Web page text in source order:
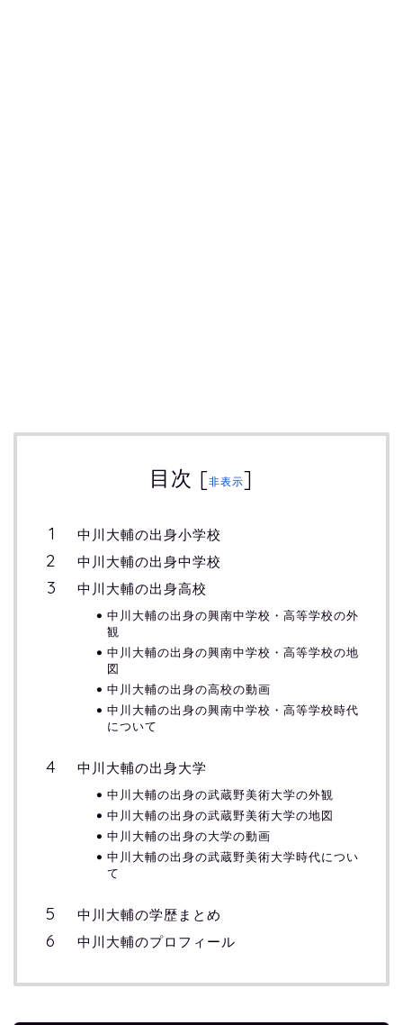
目次 [非表示]
中川大輔の出身小学校
中川大輔の出身中学校
中川大輔の出身高校
中川大輔の出身の興南中学校・高等学校の外
観
中川大輔の出身の興南中学校・高等学校の地
図
中川大輔の出身の高校の動画
中川大輔の出身の興南中学校・高等学校時代
について
中川大輔の出身大学
中川大輔の出身の武蔵野美術大学の外観
中川大輔の出身の武蔵野美術大学の地図
中川大輔の出身の大学の動画
中川大輔の出身の武蔵野美術大学時代につい
て
中川大輔の学歴まとめ
中川大輔のプロフィール